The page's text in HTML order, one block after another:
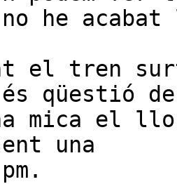
he acabat
el tren
és qüestió de
mica el
una